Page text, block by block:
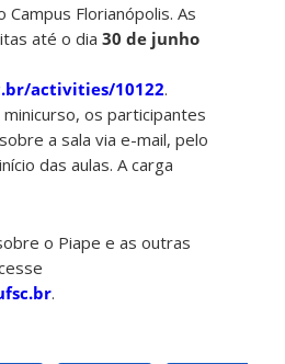
Florianópolis. As
até o dia30 de junho
activities/10122.
os participantes
a sala via e-mail, pelo
das aulas. A carga
o Piape e as outras
.